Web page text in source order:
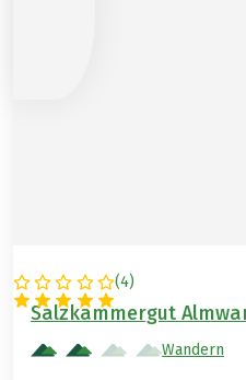
(4)
ÖSTERREICH
Salzkammergut
Wandern